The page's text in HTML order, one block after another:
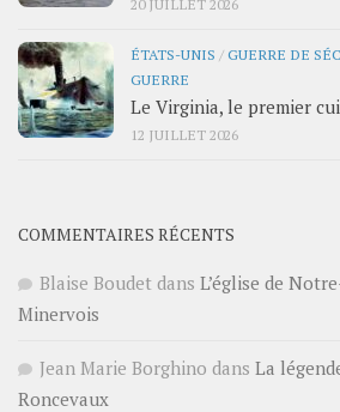
ÉTATS-UNIS /GUERRE DE
GUERRE
Le Virginia, le premier
12 JUILLET 2026
COMMENTAIRES RÉCENTS
Blaise Boudet dans L’église de
Minervois
Jean Marie Borghino dans La
Roncevaux